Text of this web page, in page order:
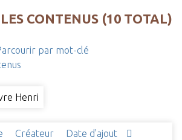
CONTENUS (10 TOTAL)
par mot-clé
Henri
Créateur Date d'ajout